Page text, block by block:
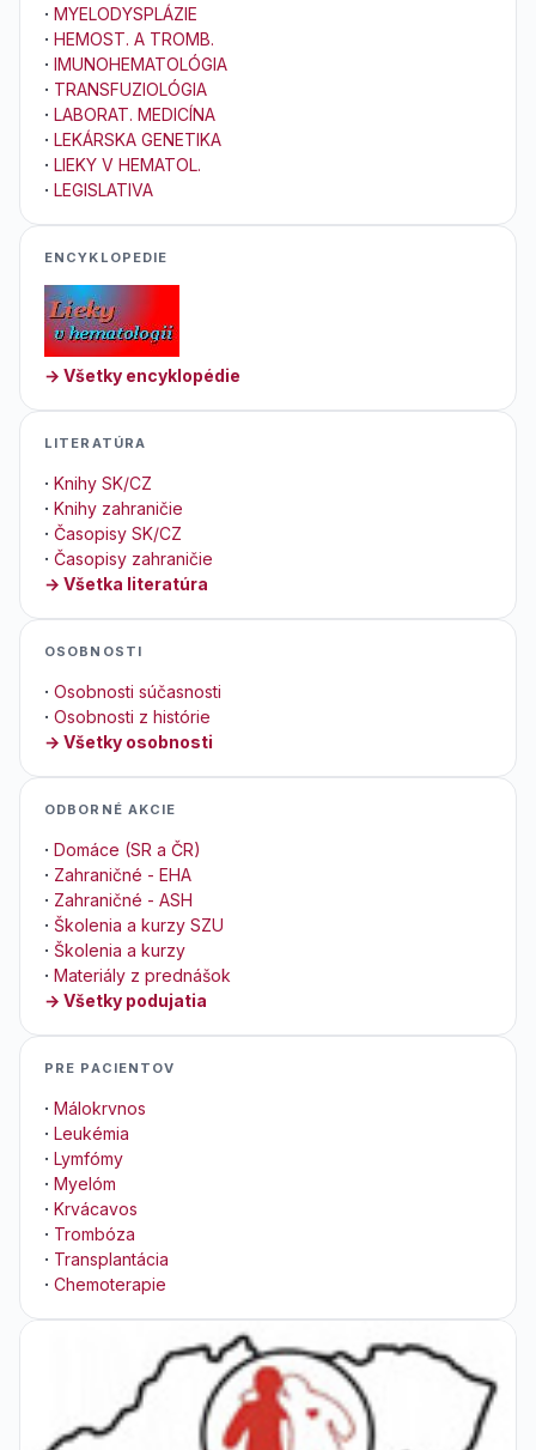
· MYELODYSPLÁZIE
· HEMOST. A TROMB.
· IMUNOHEMATOLÓGIA
· TRANSFUZIOLÓGIA
· LABORAT. MEDICÍNA
· LEKÁRSKA GENETIKA
· LIEKY V HEMATOL.
· LEGISLATIVA
ENCYKLOPEDIE
→ Všetky encyklopédie
LITERATÚRA
· Knihy SK/CZ
· Knihy zahraničie
· Časopisy SK/CZ
· Časopisy zahraničie
→ Všetka literatúra
OSOBNOSTI
· Osobnosti súčasnosti
· Osobnosti z histórie
→ Všetky osobnosti
ODBORNÉ AKCIE
· Domáce (SR a ČR)
· Zahraničné - EHA
· Zahraničné - ASH
· Školenia a kurzy SZU
· Školenia a kurzy
· Materiály z prednášok
→ Všetky podujatia
PRE PACIENTOV
· Málokrvnos
· Leukémia
· Lymfómy
· Myelóm
· Krvácavos
· Trombóza
· Transplantácia
· Chemoterapie